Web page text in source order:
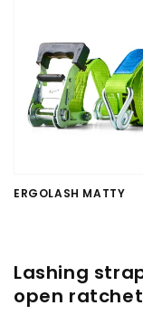
ERGOLASH MATTY
Lashing
open